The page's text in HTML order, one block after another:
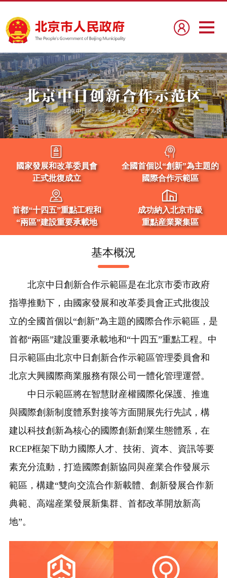
國家發展和改革委員會
正式批復成立
全國首個以“創新”為主題的
國際合作示範區
首都“十四五”重點工程和
“兩區”建設重要承載地
成功納入北京市級
重點産業聚集區
基本概況
北京中日創新合作示範區是在北京市委市政府
指導推動下，由國家發展和改革委員會正式批復設
立的全國首個以“創新”為主題的國際合作示範區，是
首都“兩區”建設重要承載地和“十四五”重點工程。中
日示範區由北京中日創新合作示範區管理委員會和
北京大興國際商業服務有限公司一體化管理運營。
中日示範區將在智慧財産權國際化保護、推進
與國際創新制度體系對接等方面開展先行先試，構
建以科技創新為核心的國際創新創業生態體系，在
RCEP框架下助力國際人才、技術、資本、資訊等要
素充分流動，打造國際創新協同與産業合作發展示
範區，構建“雙向交流合作新載體、創新發展合作新
典範、高端産業發展新集群、首都改革開放新高
地”。